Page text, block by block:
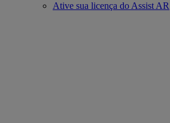
Ative sua licença do Assist AR